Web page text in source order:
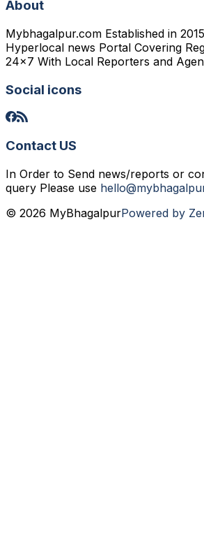
About
Mybhagalpur.com Established in
Hyperlocal news Portal Covering
24x7 With Local Reporters and
Social icons
Contact US
In Order to Send news/reports or
query Please use
© 2026 MyBhagalpurPowered by